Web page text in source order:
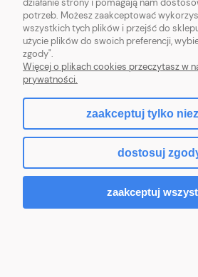
pokaż pełną wersję
Sklep internetowy
działanie strony i pomagają nam
potrzeb. Możesz zaakceptować
wszystkich tych plików i przejść do
użycie plików do swoich preferencji,
zgody".
Więcej o plikach cookies przeczytasz w
prywatności.
zaakceptuj tylko
dostosuj
zaakceptuj